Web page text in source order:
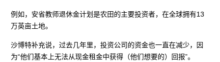
例如，安省教师退休金计划是农田的主要投资者，在全球拥有13
万英亩土地。
沙博特补充说，过去几年里，投资公司的资金也一直在减少，因
为“他们基本上无法从现金租金中获得（他们想要的）回报”。